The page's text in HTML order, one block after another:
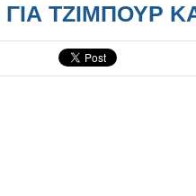
ΤΖΙΜΠΟΥΡ